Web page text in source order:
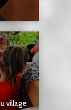
village